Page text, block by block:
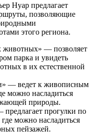
Нуар предлагает
позволяющие
этого региона.
— позволяет
парка и увидеть
в их естественной
— ведет к живописным
можно насладиться
природы.
прогулки по
можно насладиться
пейзажей.